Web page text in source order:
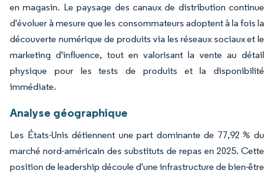
en magasin. Le paysage des canaux de distribution continue
d'évoluer à mesure que les consommateurs adoptent à la fois la
découverte numérique de produits via les réseaux sociaux et le
marketing d'influence, tout en valorisant la vente au détail
physique pour les tests de produits et la disponibilité
immédiate.
Analyse géographique
Les États-Unis détiennent une part dominante de 77,92 % du
marché nord-américain des substituts de repas en 2025. Cette
position de leadership découle d'une infrastructure de bien-être